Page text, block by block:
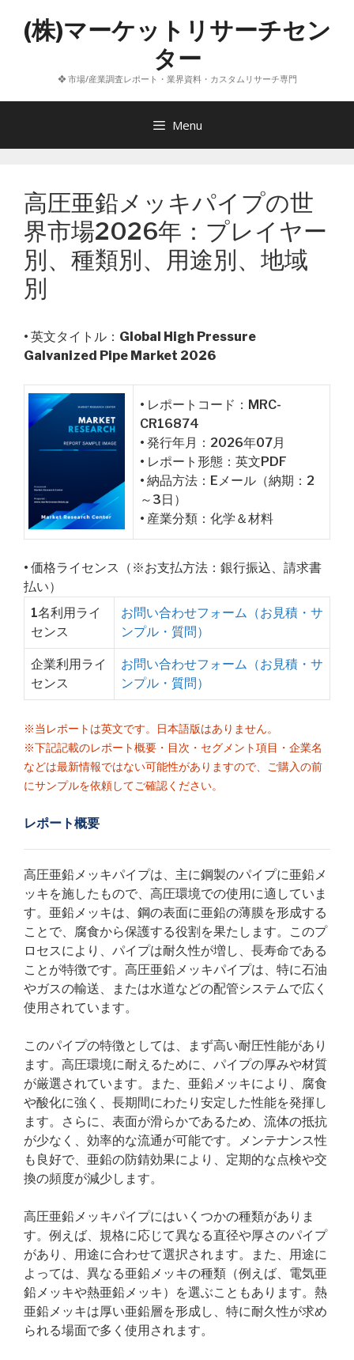
へ
(株)マーケットリサーチセン
ター
❖ 市場/産業調査レポート・業界資料・カスタムリサーチ専門
Menu
高圧亜鉛メッキパイプの世
界市場2026年：プレイヤー
別、種類別、用途別、地域
別
• 英文タイトル： Global High Pressure
Galvanized Pipe Market 2026
• レポートコード：MRC-
CR16874
• 発行年月：2026年07月
• レポート形態：英文PDF
• 納品方法：Eメール（納期：2
～3日）
• 産業分類：化学＆材料
• 価格ライセンス（※お支払方法：銀行振込、請求書
払い）
1名利用ライ
センス
お問い合わせフォーム（お見積・サ
ンプル・質問）
企業利用ライ
センス
お問い合わせフォーム（お見積・サ
ンプル・質問）
※当レポートは英文です。日本語版はありません。
※下記記載のレポート概要・目次・セグメント項目・企業名
などは最新情報ではない可能性がありますので、ご購入の前
にサンプルを依頼してご確認ください。
レポート概要
高圧亜鉛メッキパイプは、主に鋼製のパイプに亜鉛メ
ッキを施したもので、高圧環境での使用に適していま
す。亜鉛メッキは、鋼の表面に亜鉛の薄膜を形成する
ことで、腐食から保護する役割を果たします。このプ
ロセスにより、パイプは耐久性が増し、長寿命である
ことが特徴です。高圧亜鉛メッキパイプは、特に石油
やガスの輸送、または水道などの配管システムで広く
使用されています。
このパイプの特徴としては、まず高い耐圧性能があり
ます。高圧環境に耐えるために、パイプの厚みや材質
が厳選されています。また、亜鉛メッキにより、腐食
や酸化に強く、長期間にわたり安定した性能を発揮し
ます。さらに、表面が滑らかであるため、流体の抵抗
が少なく、効率的な流通が可能です。メンテナンス性
も良好で、亜鉛の防錆効果により、定期的な点検や交
換の頻度が減少します。
高圧亜鉛メッキパイプにはいくつかの種類がありま
す。例えば、規格に応じて異なる直径や厚さのパイプ
があり、用途に合わせて選択されます。また、用途に
よっては、異なる亜鉛メッキの種類（例えば、電気亜
鉛メッキや熱亜鉛メッキ）を選ぶこともあります。熱
亜鉛メッキは厚い亜鉛層を形成し、特に耐久性が求め
られる場面で多く使用されます。